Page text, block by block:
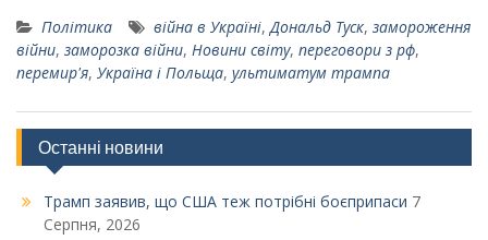
Політика війна в Україні,Дональд Туск, замороження
війни, заморозка війни, Новини світу, переговори з рф,
перемир'я, Україна і Польща, ультиматум трампа
Останні новини
Трамп заявив, що США теж потрібні боєприпаси 7
Серпня, 2026